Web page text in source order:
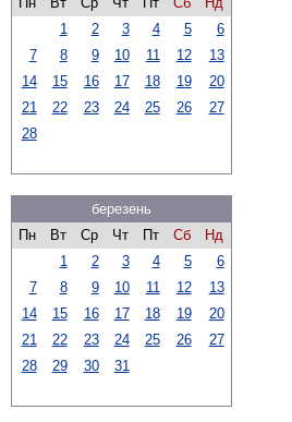
1
2 3 4 5
6
7
8 9 10 11 12
13
14
15 16 17 18 19
20
21
22 23 24 25 26
27
28
березень
Пн
Вт Ср Чт Пт Сб
Нд
1
2 3 4 5
6
7
8 9 10 11 12
13
14
15 16 17 18 19
20
21
22 23 24 25 26
27
28
29 30 31